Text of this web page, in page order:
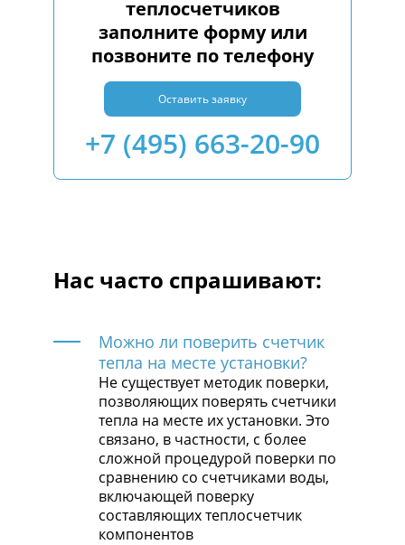
теплосчетчиков
заполните форму или
позвоните по телефону
Оставить заявку
+7 (495) 663-20-90
Нас часто спрашивают:
Можно ли поверить счетчик
тепла на месте установки?
Не существует методик поверки,
позволяющих поверять счетчики
тепла на месте их установки. Это
связано, в частности, с более
сложной процедурой поверки по
сравнению со счетчиками воды,
включающей поверку
составляющих теплосчетчик
компонентов